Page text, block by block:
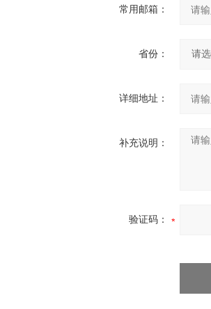
常用邮箱：
省份：
详细地址：
补充说明：
验证码：